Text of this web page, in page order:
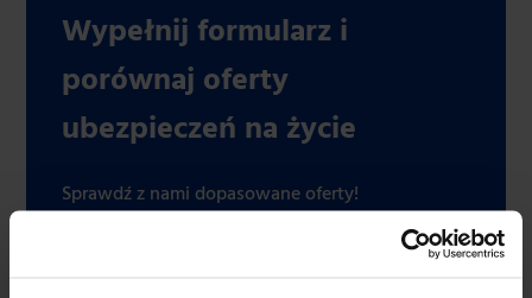
Wypełnij formularz i
porównaj oferty
ubezpieczeń na życie
Sprawdź z nami dopasowane oferty!